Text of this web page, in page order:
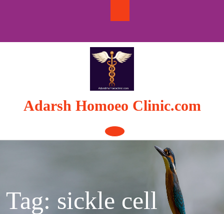
Adarsh Homoeo Clinic.com
Open
Button
Tag: sickle cell